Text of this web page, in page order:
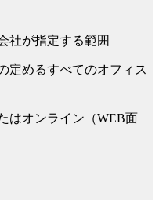
社が指定する範囲
定めるすべてのオフィス
はオンライン（WEB面